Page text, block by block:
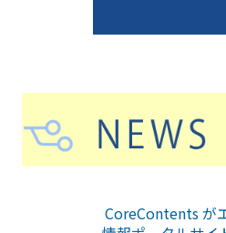
CoreContents が